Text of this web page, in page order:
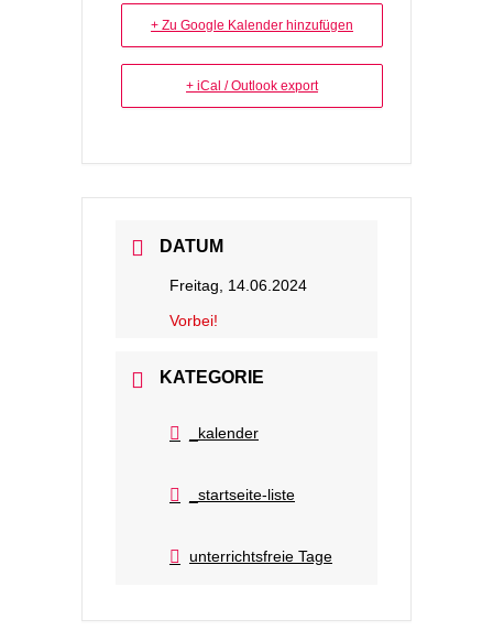
+ Zu Google Kalender hinzufügen
+ iCal / Outlook export
DATUM
Freitag, 14.06.2024
Vorbei!
KATEGORIE
_kalender
_startseite-liste
unterrichtsfreie Tage